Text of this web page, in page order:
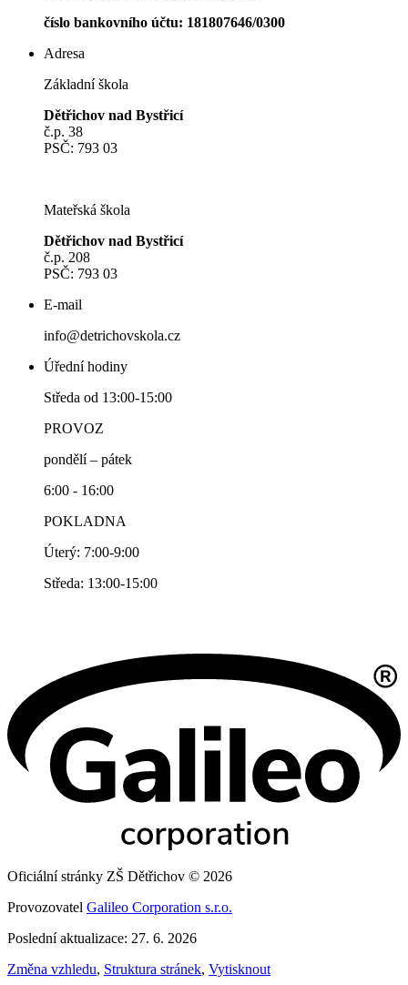
číslo bankovního účtu: 181807646/0300
Adresa
Základní škola
Dětřichov nad Bystřicí
č.p. 38
PSČ: 793 03
Mateřská škola
Dětřichov nad Bystřicí
č.p. 208
PSČ: 793 03
E-mail
info@detrichovskola.cz
Úřední hodiny
Středa od 13:00-15:00
PROVOZ
pondělí – pátek
6:00 - 16:00
POKLADNA
Úterý: 7:00-9:00
Středa: 13:00-15:00
Oficiální stránky ZŠ Dětřichov © 2026
Provozovatel Galileo Corporation s.r.o.
Poslední aktualizace: 27. 6. 2026
Změna vzhledu, Struktura stránek, Vytisknout